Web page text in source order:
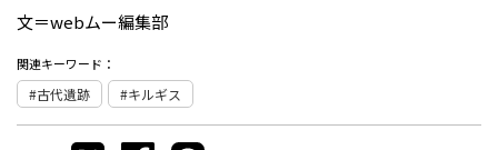
文＝webムー編集部
関連キーワード：
古代遺跡 キルギス